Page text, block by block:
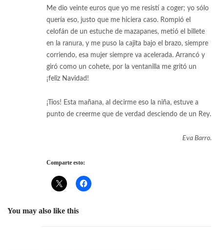
Me dio veinte euros que yo me resistí a coger; yo sólo
quería eso, justo que me hiciera caso. Rompió el
celofán de un estuche de mazapanes, metió el billete
en la ranura, y me puso la cajita bajo el brazo, siempre
corriendo, esa mujer siempre va acelerada. Arrancó y
giró como un cohete, por la ventanilla me gritó un
¡feliz Navidad!
¡Tíos! Esta mañana, al decirme eso la niña, estuve a
punto de creerme que de verdad desciendo de un Rey.
Eva Barro.
Comparte esto:
You may also like this